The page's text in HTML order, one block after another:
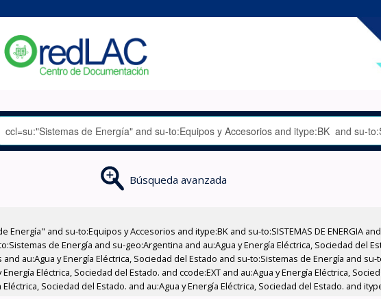
Búsqueda avanzada
and su-to:Equipos y Accesorios and itype:BK and su-to:SISTEMAS DE ENERGIA
de Energía and su-geo:Argentina and au:Agua y Energía Eléctrica, Sociedad del
au:Agua y Energía Eléctrica, Sociedad del Estado and su-to:Sistemas de Energía and
Eléctrica, Sociedad del Estado. and ccode:EXT and au:Agua y Energía Eléctrica,
Sociedad del Estado. and au:Agua y Energía Eléctrica, Sociedad del Estado. and